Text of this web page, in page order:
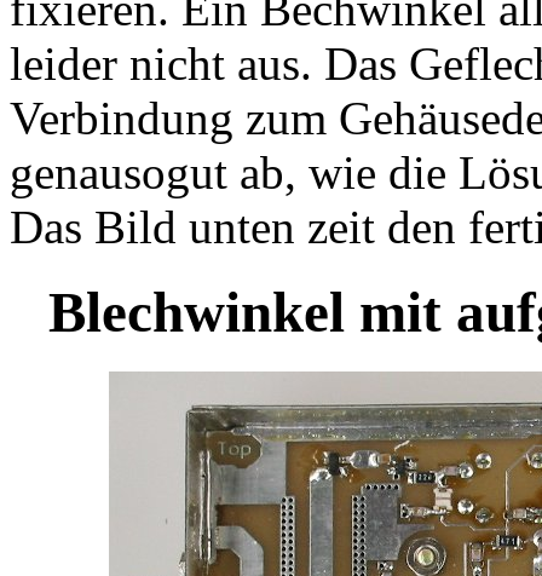
leider nicht aus. Das
Verbindung zum
genausogut ab, wie die
Das Bild unten zeit den
Blechwinkel mit